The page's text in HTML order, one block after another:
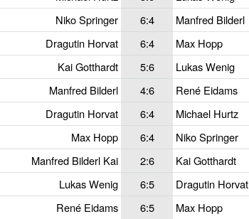
Niko Springer
6:4
Manfred Bilderl
Dragutin Horvat
6:4
Max Hopp
Kai Gotthardt
5:6
Lukas Wenig
Manfred Bilderl
4:6
René Eidams
Dragutin Horvat
6:4
Michael Hurtz
Max Hopp
6:4
Niko Springer
Manfred Bilderl Kai
2:6
Kai Gotthardt
Lukas Wenig
6:5
Dragutin Horvat
René Eidams
6:5 Max Hopp